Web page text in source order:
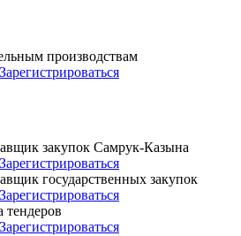
производствам
Зарегистрироваться
закупок Самрук-Казына
Зарегистрироваться
государственных закупок
Зарегистрироваться
тендеров
Зарегистрироваться